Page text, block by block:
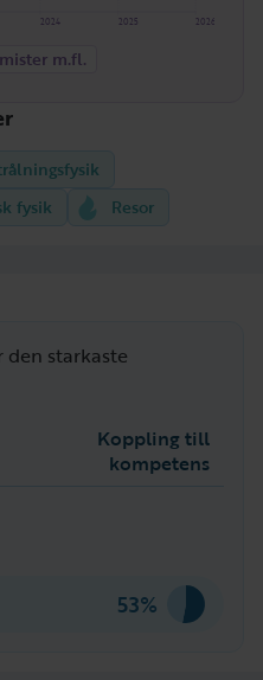
2026
2025
2024
m.fl.
fysik Resor
starkaste
Koppling till
kompetens
53%